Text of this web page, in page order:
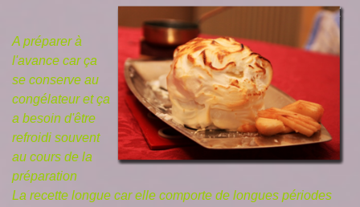
A préparer à
l'avance car ça
se conserve au
congélateur et ça
a besoin d'être
refroidi souvent
au cours de la
préparation
La recette longue car elle comporte de longues périodes